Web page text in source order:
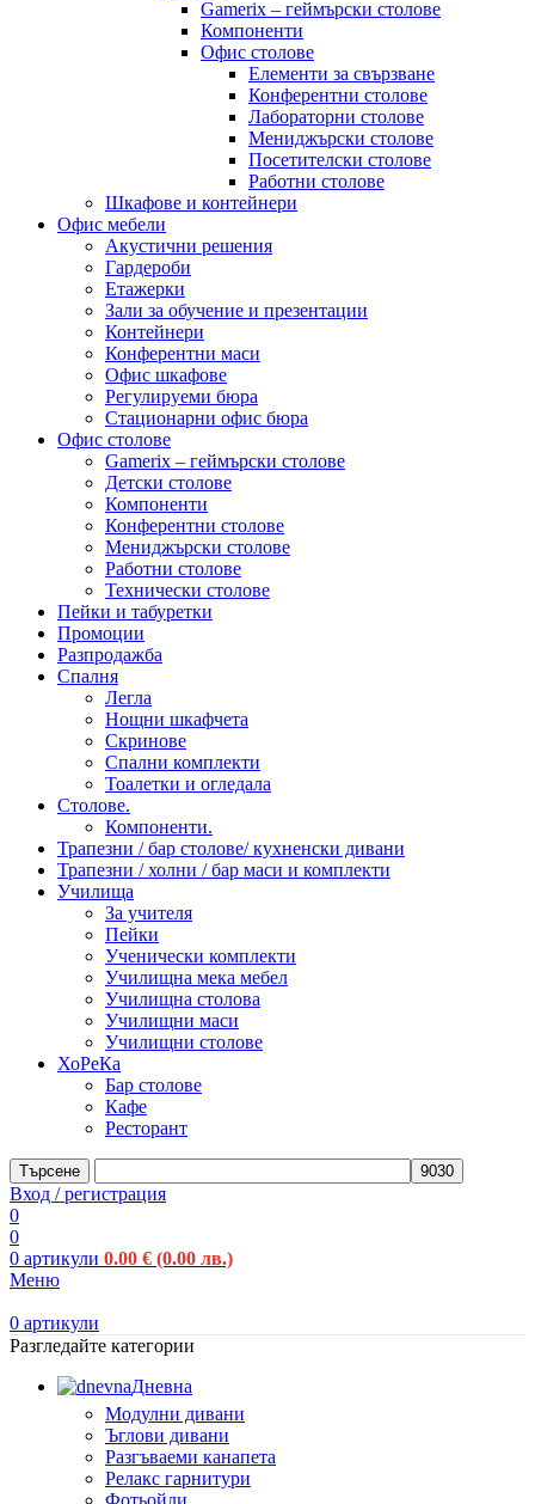
Gamerix – геймърски столове
Компоненти
Офис столове
Елементи за свързване
Конферентни столове
Лабораторни столове
Мениджърски столове
Посетителски столове
Работни столове
Шкафове и контейнери
Офис мебели
Акустични решения
Гардероби
Етажерки
Зали за обучение и презентации
Контейнери
Конферентни маси
Офис шкафове
Регулируеми бюра
Стационарни офис бюра
Офис столове
Gamerix – геймърски столове
Детски столове
Компоненти
Конферентни столове
Мениджърски столове
Работни столове
Технически столове
Пейки и табуретки
Промоции
Разпродажба
Спалня
Легла
Нощни шкафчета
Скринове
Спални комплекти
Тоалетки и огледала
Столове.
Компоненти.
Трапезни / бар столове/ кухненски дивани
Трапезни / холни / бар маси и комплекти
Училища
За учителя
Пейки
Ученически комплекти
Училищна мека мебел
Училищна столова
Училищни маси
Училищни столове
ХоРеКа
Бар столове
Кафе
Ресторант
Търсене
Вход / регистрация
0
0
0 артикули 0.00 € (0.00 лв.)
Меню
0 артикули
Разгледайте категории
Дневна
Модулни дивани
Ъглови дивани
Разгъваеми канапета
Релакс гарнитури
Фотьойли